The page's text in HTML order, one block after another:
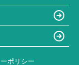
ポリシー